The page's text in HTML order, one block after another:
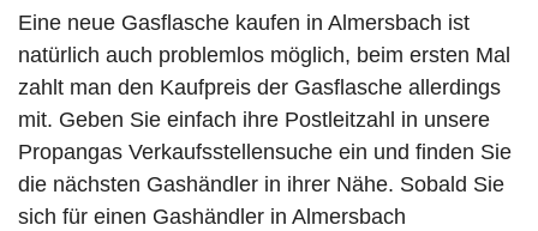
Eine neue Gasflasche kaufen in Almersbach ist
natürlich auch problemlos möglich, beim ersten Mal
zahlt man den Kaufpreis der Gasflasche allerdings
mit. Geben Sie einfach ihre Postleitzahl in unsere
Propangas Verkaufsstellensuche ein und finden Sie
die nächsten Gashändler in ihrer Nähe. Sobald Sie
sich für einen Gashändler in Almersbach